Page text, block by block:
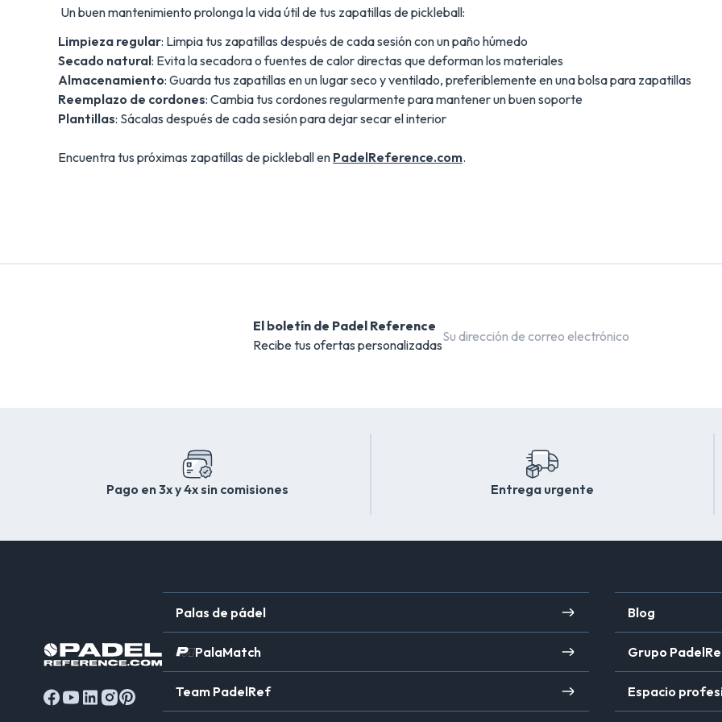
Un buen mantenimiento prolonga la vida útil de tus zapatillas de pickleball:
Limpieza regular: Limpia tus zapatillas después de cada sesión con un paño húmedo
Secado natural: Evita la secadora o fuentes de calor directas que deforman los materiales
Almacenamiento: Guarda tus zapatillas en un lugar seco y ventilado, preferiblemente en una bolsa para zapatillas
Reemplazo de cordones: Cambia tus cordones regularmente para mantener un buen soporte
Plantillas: Sácalas después de cada sesión para dejar secar el interior
Encuentra tus próximas zapatillas de pickleball en PadelReference.com.
El boletín de Padel Reference
Recibe tus ofertas personalizadas
Pago en 3x y 4x sin comisiones Entrega urgente
Palas de pádel
PalaMatch
Team PadelRef
Blog
Grupo
Espacio